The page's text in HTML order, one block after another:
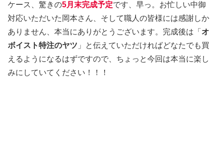
ケース、驚きの5月末完成予定です、早っ。お忙しい中御
対応いただいた岡本さん、そして職人の皆様には感謝しか
ありません、本当にありがとうございます。完成後は「 オ
ボイスト特注のヤツ 」と伝えていただければどなたでも買
えるようになるはずですので、ちょっと今回は本当に楽し
みにしていてください！！！